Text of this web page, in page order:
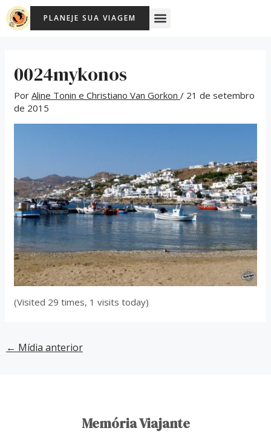
para
PLANEJE SUA VIAGEM Menu
0024mykonos
PorAline Tonin e Christiano Van Gorkon/ 21 de setembro
de 2015
(Visited 29 times, 1 visits today)
Post
navigation
← Mídia anterior
Memória Viajante